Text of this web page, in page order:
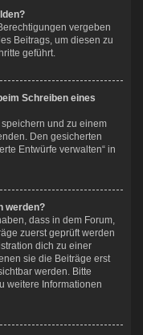
vergeben
Beitrags, um diesen zu
geführt.
Schreiben eines
und zu einem
Den gesicherten
Entwürfe verwalten“ in
werden?
dass in dem Forum,
zuerst geprüft werden
dich zu einer
sie die Beiträge erst
werden. Bitte
weitere Informationen